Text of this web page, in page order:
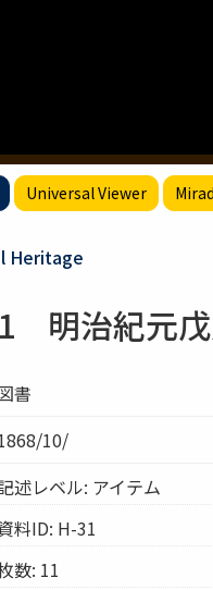
Universal Viewer
Heritage
明治紀元
書
10/
述レベル: アイテム
料ID: H-31
数: 11